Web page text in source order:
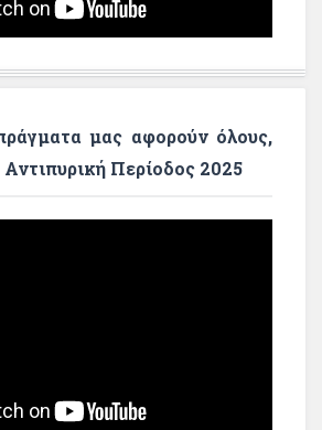
μας αφορούν όλους,
Περίοδος 2025